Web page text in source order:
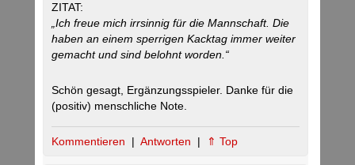
ZITAT:
„Ich freue mich irrsinnig für die Mannschaft. Die
haben an einem sperrigen Kacktag immer weiter
gemacht und sind belohnt worden.“
Schön gesagt, Ergänzungsspieler. Danke für die
(positiv) menschliche Note.
Kommentieren | Antworten | ⇑ Top